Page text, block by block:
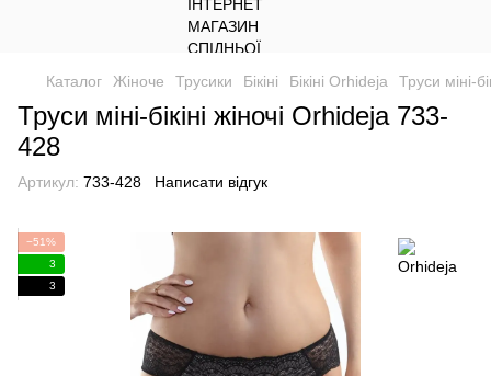
Каталог Жіноче Трусики Бікіні Бікіні Orhideja Труси міні-
Труси міні-бікіні жіночі Orhideja 733-
428
Артикул: 733-428 Написати відгук
−51%
3
3